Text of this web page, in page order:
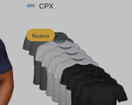
CPX
Nuevo